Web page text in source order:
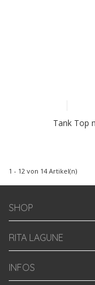
Tank Top
1 - 12 von 14 Artikel(n)
SHOP
RITA LAGUNE
INFOS